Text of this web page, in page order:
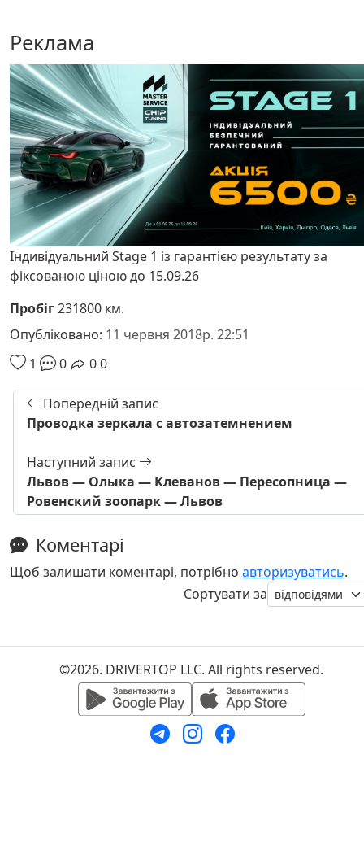
Реклама
Індивідуальний Stage 1 із гарантією результату за
фіксованою ціною до 15.09.26
Пробіг231800 км.
Опубліковано: 11 червня 2018р. 22:51
1
0 00
Попередній запис
Проводка зеркала с автозатемнением
Наступний запис
Львов — Олыка — Клеванов — Пересопница —
Ровенский зоопарк — Львов
Коментарі
Щоб залишати коментарі, потрібно авторизуватись.
Сортувати за
©2026. DRIVERTOP LLC. All rights reserved.